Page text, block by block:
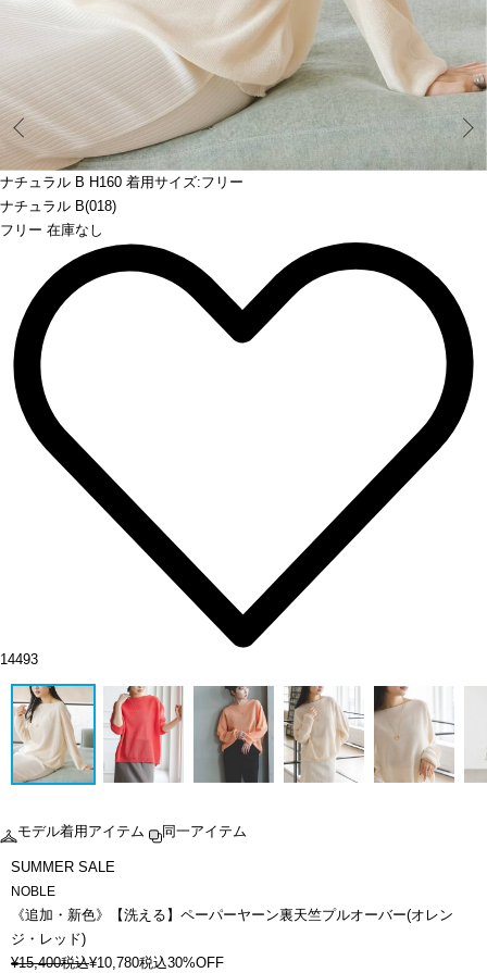
ナチュラル B H160 着用サイズ:フリー
ナチュラル B(018)
フリー 在庫なし
Prev
14493
モデル着用アイテム 同一アイテム
SUMMER SALE
NOBLE
《追加・新色》【洗える】ペーパーヤーン裏天竺プルオーバー(オレン
ジ・レッド)
¥15,400税込¥10,780税込30%OFF